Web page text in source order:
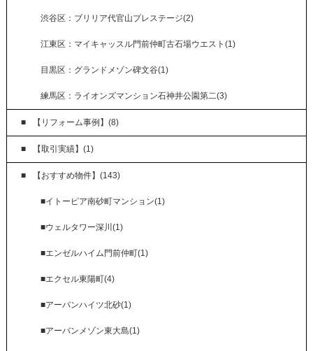
渋谷区：ブリリア代官山プレステージ(2)
江東区：マイキャッスル門前仲町古石場ウエスト(1)
目黒区：グランドメゾン碑文谷(1)
練馬区：ライオンズマンション石神井公園第二(3)
【リフォーム事例】(8)
【取引実績】(1)
【おすすめ物件】(143)
■イトーピア南砂町マンション(1)
■ウェルタワー深川(1)
■エンゼルハイム門前仲町(1)
■エクセル東陽町(4)
■アーバンハイツ北砂(1)
■アーバンメゾン東大島(1)